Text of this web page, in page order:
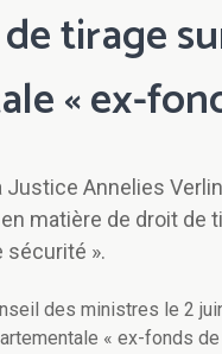
tirage
« ex-
Annelies
matière de droit de
sécurité ».
des ministres le 2
« ex-fonds